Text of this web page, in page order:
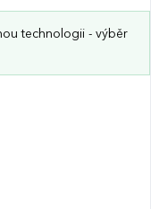
technologii - výběr